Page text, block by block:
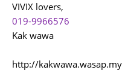
VIVIX lovers,
019-9966576
Kak wawa
http://kakwawa.wasap.my